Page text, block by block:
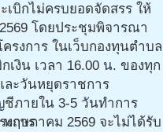
งการ
เบิกไม่ครบยอดจัดสรร ให้
โดยประชุมพิจารณา
รงการ ในเว็บกองทุนตำบล
เงิน เวลา 16.00 น. ของทุก
ละวันหยุดราชการ
ภายใน 3-5 วันทำการ
พฤษภาคม 2569 จะไม่ได้รับ